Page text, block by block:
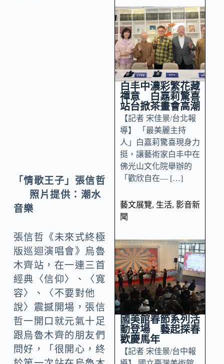
「情歌王子」張信哲
照片提供：潮水
音樂
張信哲《未來式終極
版巡迴演唱會》烏魯
木齊站，在一連三首
經典〈信仰〉、〈寬
容〉、〈不要對他
說〉震撼開場，張信
哲一開口就元氣十足
跟烏魯木齊的朋友們
問好，「很開心，終
白丰中濃彩繁花藏
禪意 白嘉莉驚喜
站台掀茶畫會高潮
【記者 宋佳景/台北報
導】 「最美麗主持
人」白嘉莉驚喜現身力
挺，讓藝術家白丰中在
佛光山文化院舉辦的
「歡欣自在— […]
藝文展覽, 生活, 影音新
聞
國美館春節系列活
動登場 藝起探春
歡慶馬年
【記者 宋佳景/台中報